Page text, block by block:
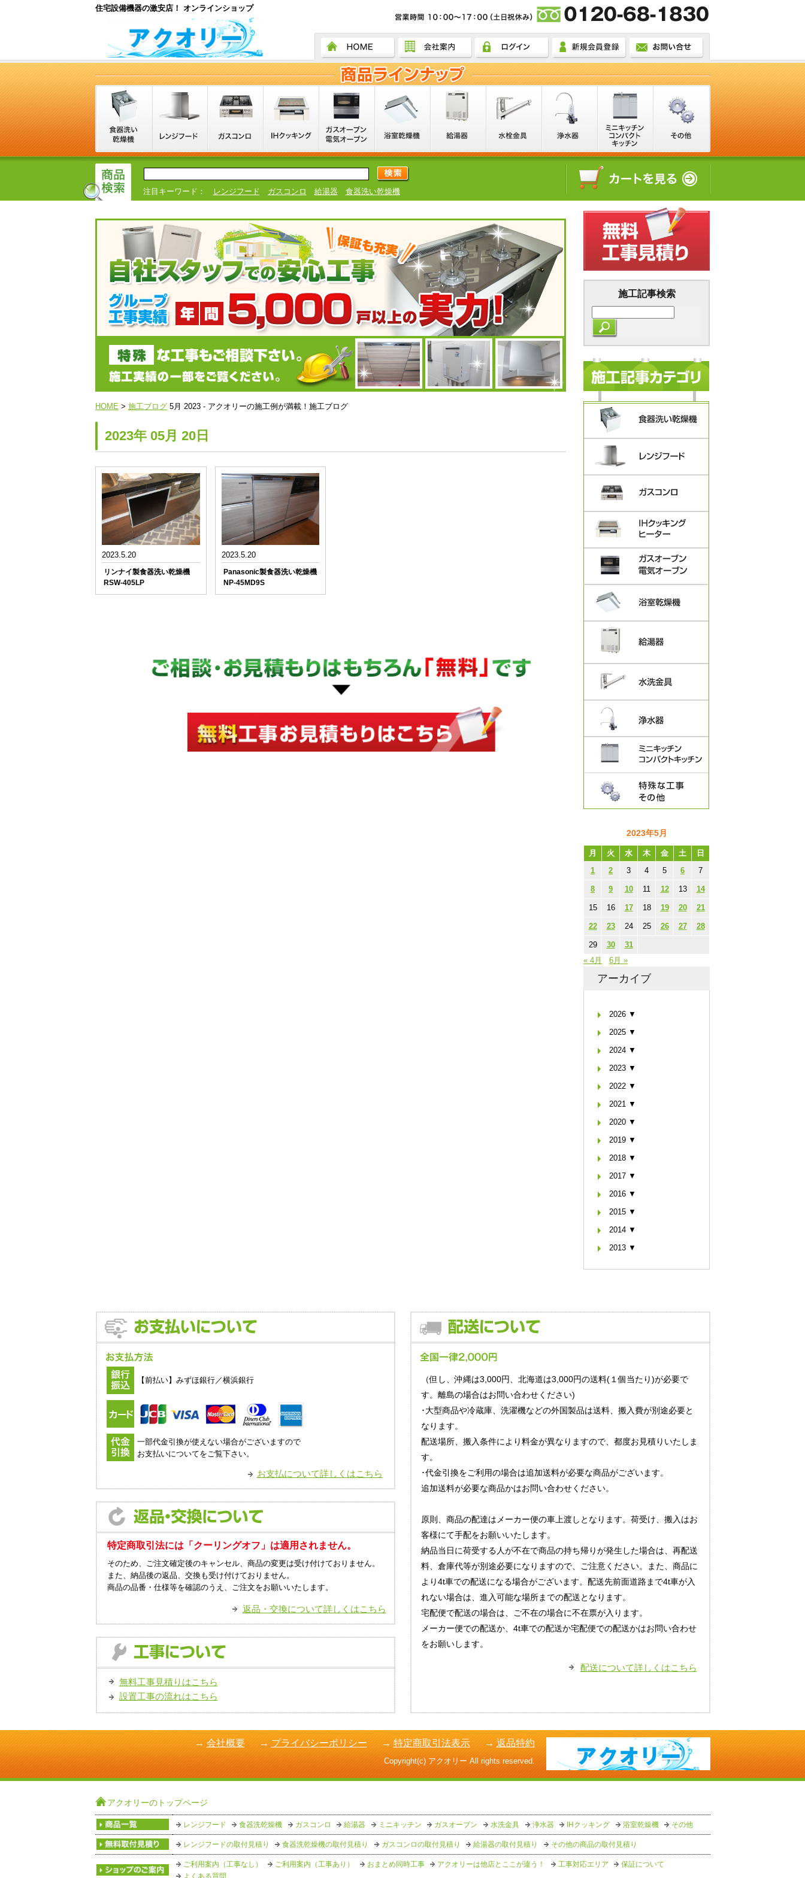
住宅設備機器の激安店！ オンラインショップ
注目キーワード： レンジフード ガスコンロ 給湯器 食器洗い乾燥機
HOME > 施工ブログ 5月 2023 - アクオリーの施工例が満載！施工ブログ
2023年 05月 20日
2023.5.20
リンナイ製食器洗い乾燥機
RSW-405LP
2023.5.20
Panasonic製食器洗い乾燥機
NP-45MD9S
施工記事検索
2023年5月
月 火 水 木 金 土
日
1
2 3 4 5 6 7
8 9 10 11 12 13 14
15 16 17 18 19 20 21
22 23 24 25 26 27 28
29 30
31
« 4月
6月 »
アーカイブ
2026 ▼
2025 ▼
2024 ▼
2023 ▼
2022 ▼
2021 ▼
2020 ▼
2019 ▼
2018 ▼
2017 ▼
2016 ▼
2015 ▼
2014 ▼
2013 ▼
【前払い】みずほ銀行／横浜銀行
一部代金引換が使えない場合がございますので
お支払いについてをご覧下さい。
お支払について詳しくはこちら
特定商取引法には「クーリングオフ」は適用されません。
そのため、ご注文確定後のキャンセル、商品の変更は受け付けておりません。
また、納品後の返品、交換も受け付けておりません。
商品の品番・仕様等を確認のうえ、ご注文をお願いいたします。
返品・交換について詳しくはこちら
無料工事見積りはこちら
設置工事の流れはこちら
（但し、沖縄は3,000円、北海道は3,000円の送料(１個当たり)が必要で
す。離島の場合はお問い合わせください)
･大型商品や冷蔵庫、洗濯機などの外国製品は送料、搬入費が別途必要と
なります。
配送場所、搬入条件により料金が異なりますので、都度お見積りいたしま
す。
･代金引換をご利用の場合は追加送料が必要な商品がございます。
追加送料が必要な商品かはお問い合わせください。
原則、商品の配達はメーカー便の車上渡しとなります。荷受け、搬入はお
客様にて手配をお願いいたします。
納品当日に荷受する人が不在で商品の持ち帰りが発生した場合は、再配送
料、倉庫代等が別途必要になりますので、ご注意ください。また、商品に
より4t車での配送になる場合がございます。配送先前面道路まで4t車が入
れない場合は、進入可能な場所までの配送となります。
宅配便で配送の場合は、ご不在の場合に不在票が入ります。
メーカー便での配送か、4t車での配送か宅配便での配送かはお問い合わせ
をお願いします。
配送について詳しくはこちら
→ 返品特約
→ 特定商取引法表示
→ プライバシーポリシー
→ 会社概要
Copyright(c) アクオリー All rights reserved.
アクオリーのトップページ
レンジフード 食器洗乾燥機 ガスコンロ 給湯器 ミニキッチン ガスオーブン 水洗金具 浄水器 IHクッキング 浴室乾燥機 その他
レンジフードの取付見積り 食器洗乾燥機の取付見積り ガスコンロの取付見積り 給湯器の取付見積り その他の商品の取付見積り
ご利用案内（工事なし） ご利用案内（工事あり） おまとめ同時工事 アクオリーは他店とここが違う！ 工事対応エリア
保証について
よくある質問